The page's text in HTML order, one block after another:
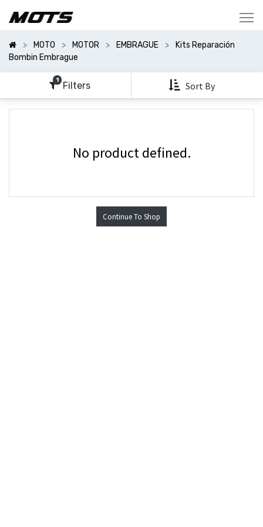
MOTO MOTOR EMBRAGUE
Kits Reparación
Bombin Embrague
1 Filters Sort By
Categorías
Mostrar
Opciones
No product defined.
Continue To Shop